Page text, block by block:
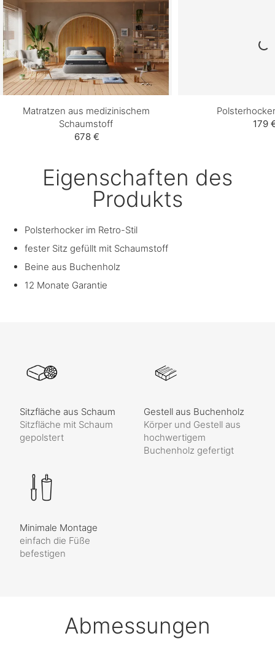
Matratzen aus medizinischem
Schaumstoff
678 €
179
Eigenschaften des
Produkts
Polsterhocker im Retro-Stil
fester Sitz gefüllt mit Schaumstoff
Beine aus Buchenholz
12 Monate Garantie
Sitzfläche aus Schaum
Sitzfläche mit Schaum
gepolstert
Gestell aus Buchenholz
Körper und Gestell aus
hochwertigem
Buchenholz gefertigt
Minimale Montage
einfach die Füße
befestigen
Abmessungen